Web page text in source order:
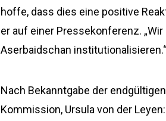
hoffe, dass dies eine positive
er auf einer Pressekonferenz.
Aserbaidschan
Nach Bekanntgabe der
Kommission, Ursula von der